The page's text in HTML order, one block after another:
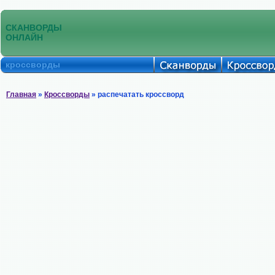
СКАНВОРДЫ
ОНЛАЙН
кроссворды
Главная » Кроссворды » распечатать кроссворд